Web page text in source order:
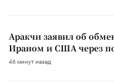
Аракчи заявил об
Ираном и США через
46 минут назад